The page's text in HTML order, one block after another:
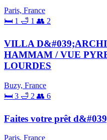
Paris, France
🛏 1 🛁 1 👥 2
VILLA
HAMMAM / VUE
LOURDES
Buzy, France
🛏 3 🛁 2 👥 6
Faites votre prêt
Paris, France